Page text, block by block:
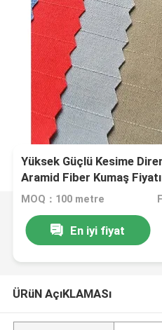
Yüksek Güçlü Kesime
Aramid Fiber Kumaş
MOQ：100 metre
En iyi fiyat
ÜRüN AçıKLAMASı